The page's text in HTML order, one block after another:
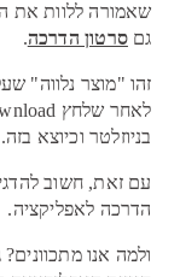
שאמורה ללוות את
גםסרטון הדרכה.
זהו "מוצר נלווה"
בניוזלטר וכיוצא בזה.
עם זאת, חשוב
הדרכה לאפליקציה.
ולמה אנו